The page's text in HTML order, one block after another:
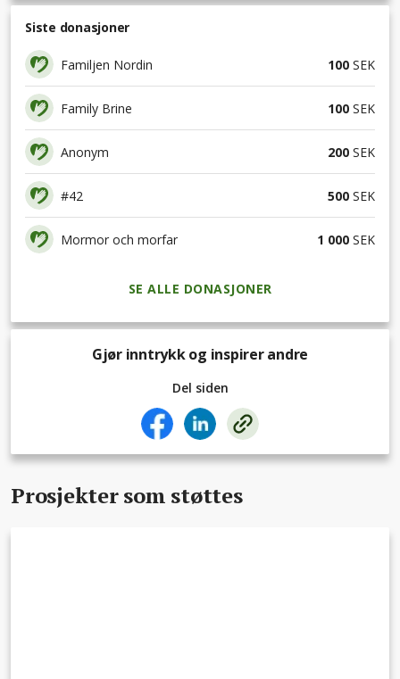
Siste donasjoner
Familjen Nordin 100 SEK
Family Brine 100 SEK
Anonym 200 SEK
#42 500 SEK
Mormor och morfar 1 000 SEK
SE ALLE DONASJONER
Gjør inntrykk og inspirer andre
Del siden
Prosjekter som støttes